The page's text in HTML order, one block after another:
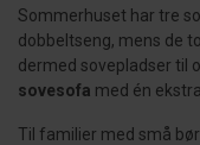
Sommerhuset har tre
dobbeltseng, mens de
dermed sovepladser til
sovesofa med én ekstra
Til familier med små